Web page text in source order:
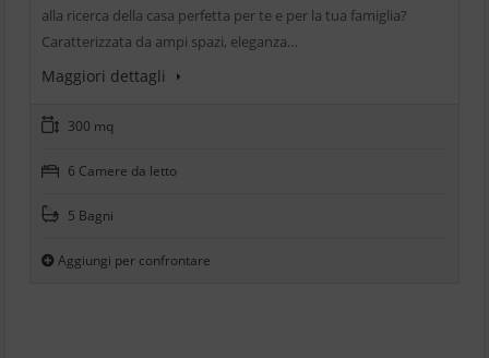
alla ricerca della casa perfetta per te e per la tua famiglia?
Caratterizzata da ampi spazi, eleganza…
Maggiori dettagli
300 mq
6 Camere da letto
5 Bagni
Aggiungi per confrontare